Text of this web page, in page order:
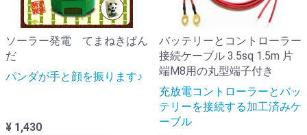
ソーラー発電 てまねきぱん
だ
パンダが手と顔を振ります♪
¥ 1,430
バッテリーとコントローラー
接続ケーブル 3.5sq 1.5m 片
端M8用の丸型端子付き
充放電コントローラーとバッ
テリーを接続する加工済みケ
ーブル